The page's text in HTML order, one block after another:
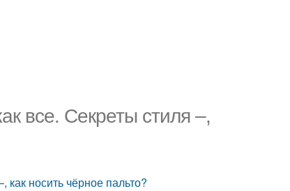
все. Секреты стиля –,
как носить чёрное пальто?